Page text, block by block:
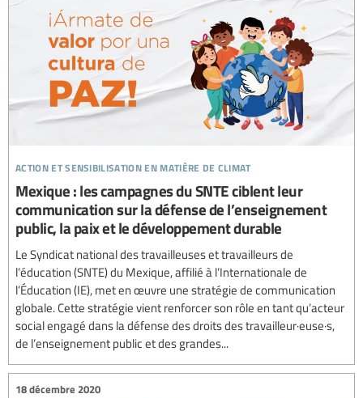
action et sensibilisation en matière de climat
Mexique : les campagnes du SNTE ciblent leur
communication sur la défense de l’enseignement
public, la paix et le développement durable
Le Syndicat national des travailleuses et travailleurs de
l’éducation (SNTE) du Mexique, affilié à l’Internationale de
l’Éducation (IE), met en œuvre une stratégie de communication
globale. Cette stratégie vient renforcer son rôle en tant qu’acteur
social engagé dans la défense des droits des travailleur·euse·s,
de l’enseignement public et des grandes...
18 décembre 2020